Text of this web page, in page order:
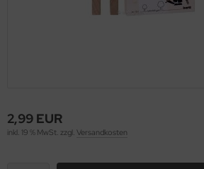
2,99 EUR
inkl. 19 % MwSt. zzgl. Versandkosten